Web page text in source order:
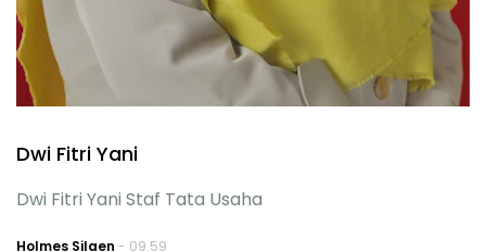
Dwi Fitri Yani
Dwi Fitri Yani Staf Tata Usaha
Holmes Silaen - 09.59